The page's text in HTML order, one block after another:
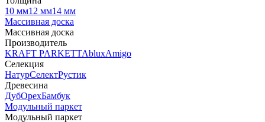
10 мм12 мм14 мм
Массивная доска
Массивная доска
Производитель
KRAFT PARKETTAbluxAmigo
Селекция
НатурСелектРустик
Древесина
ДубОрехБамбук
Модульный паркет
Модульный паркет